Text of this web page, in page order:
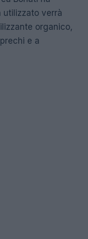
utilizzato verrà
organico,
e a